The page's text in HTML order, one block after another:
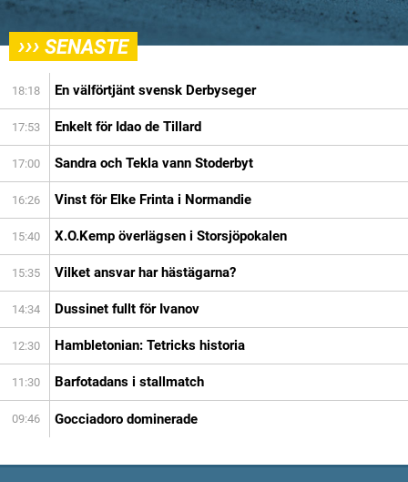
››› SENASTE
18:18 En välförtjänt svensk Derbyseger
17:53 Enkelt för Idao de Tillard
17:00 Sandra och Tekla vann Stoderbyt
16:26 Vinst för Elke Frinta i Normandie
15:40 X.O.Kemp överlägsen i Storsjöpokalen
15:35 Vilket ansvar har hästägarna?
14:34 Dussinet fullt för Ivanov
12:30 Hambletonian: Tetricks historia
11:30 Barfotadans i stallmatch
09:46 Gocciadoro dominerade